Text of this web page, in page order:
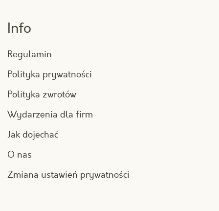
Info
Regulamin
Polityka prywatności
Polityka zwrotów
Wydarzenia dla firm
Jak dojechać
O nas
Zmiana ustawień prywatności